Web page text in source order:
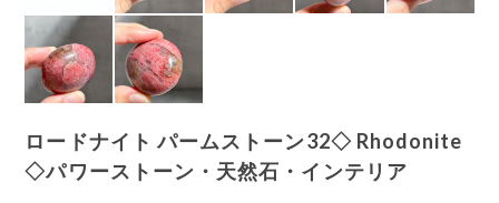
ロードナイト パームストーン32◇ Rhodonite
◇パワーストーン・天然石・インテリア